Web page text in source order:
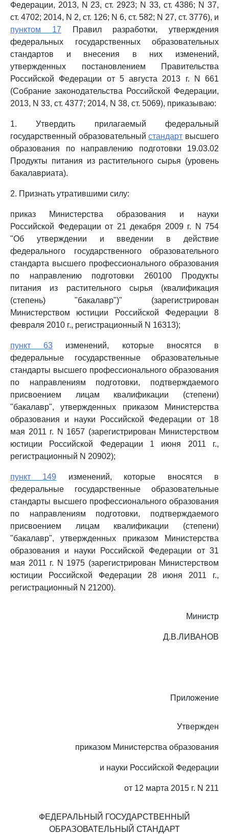
Федерации, 2013, N 23, ст. 2923; N 33, ст. 4386; N 37,
ст. 4702; 2014, N 2, ст. 126; N 6, ст. 582; N 27, ст. 3776), и
пунктом 17 Правил разработки, утверждения
федеральных государственных образовательных
стандартов и внесения в них изменений,
утвержденных постановлением Правительства
Российской Федерации от 5 августа 2013 г. N 661
(Собрание законодательства Российской Федерации,
2013, N 33, ст. 4377; 2014, N 38, ст. 5069), приказываю:
1. Утвердить прилагаемый федеральный
государственный образовательныйстандарт высшего
образования по направлению подготовки 19.03.02
Продукты питания из растительного сырья (уровень
бакалавриата).
2. Признать утратившими силу:
приказ Министерства образования и науки
Российской Федерации от 21 декабря 2009 г. N 754
"Об утверждении и введении в действие
федерального государственного образовательного
стандарта высшего профессионального образования
по направлению подготовки 260100 Продукты
питания из растительного сырья (квалификация
(степень) "бакалавр")" (зарегистрирован
Министерством юстиции Российской Федерации 8
февраля 2010 г., регистрационный N 16313);
пункт 63 изменений, которые вносятся в
федеральные государственные образовательные
стандарты высшего профессионального образования
по направлениям подготовки, подтверждаемого
присвоением лицам квалификации (степени)
"бакалавр", утвержденных приказом Министерства
образования и науки Российской Федерации от 18
мая 2011 г. N 1657 (зарегистрирован Министерством
юстиции Российской Федерации 1 июня 2011 г.,
регистрационный N 20902);
пункт 149 изменений, которые вносятся в
федеральные государственные образовательные
стандарты высшего профессионального образования
по направлениям подготовки, подтверждаемого
присвоением лицам квалификации (степени)
"бакалавр", утвержденных приказом Министерства
образования и науки Российской Федерации от 31
мая 2011 г. N 1975 (зарегистрирован Министерством
юстиции Российской Федерации 28 июня 2011 г.,
регистрационный N 21200).
Министр
Д.В.ЛИВАНОВ
Приложение
Утвержден
приказом Министерства образования
и науки Российской Федерации
от 12 марта 2015 г. N 211
ФЕДЕРАЛЬНЫЙ ГОСУДАРСТВЕННЫЙ
ОБРАЗОВАТЕЛЬНЫЙ СТАНДАРТ